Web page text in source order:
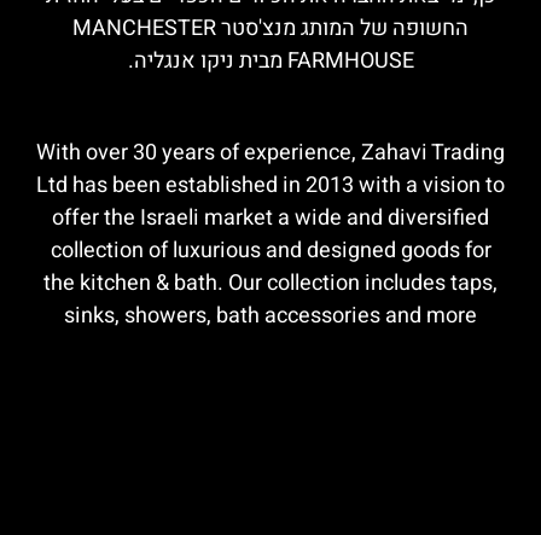
החשופה של המותג מנצ'סטר MANCHESTER
FARMHOUSE מבית ניקו אנגליה.
With over 30 years of experience, Zahavi Trading
Ltd has been established in 2013 with a vision to
offer the Israeli market a wide and diversified
collection of luxurious and designed goods for
the kitchen & bath. Our collection includes taps,
sinks, showers, bath accessories and more